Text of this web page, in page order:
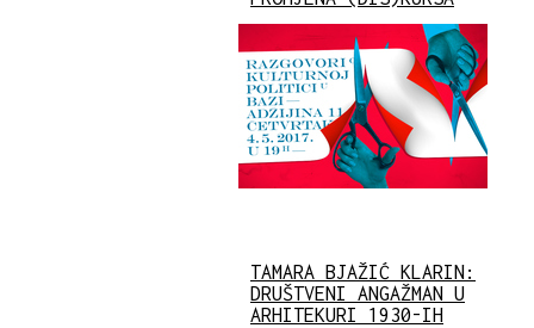
TAMARA BJAŽIĆ KLARIN:
DRUŠTVENI ANGAŽMAN U
ARHITEKURI 1930-IH